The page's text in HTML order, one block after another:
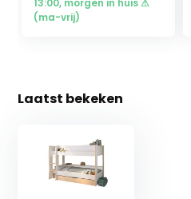
(ma-vrij)
Laatst bekeken